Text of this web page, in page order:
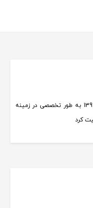
فروشگاه گالری زرکات فعالیت خود را درسال 1391 به طور تخصصی در زمینه
کرد